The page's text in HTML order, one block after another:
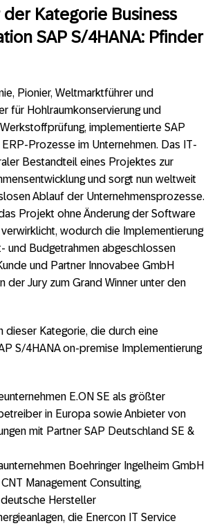
der Kategorie Business
SAP S/4HANA: Pfinder
Pionier, Weltmarktführer und
für Hohlraumkonservierung und
implementierte SAP
Prozesse im Unternehmen. Das IT-
Bestandteil eines Projektes zur
und sorgt nun weltweit
Ablauf der Unternehmensprozesse.
Projekt ohne Änderung der Software
wodurch die Implementierung
und Budgetrahmen abgeschlossen
und Partner Innovabee GmbH
der Jury zum Grand Winner unter den
dieser Kategorie, die durch eine
S/4HANA on-premise Implementierung
E.ON SE als größter
in Europa sowie Anbieter von
mit Partner SAP Deutschland SE &
Boehringer Ingelheim GmbH
Management Consulting,
Hersteller
die Enercon IT Service